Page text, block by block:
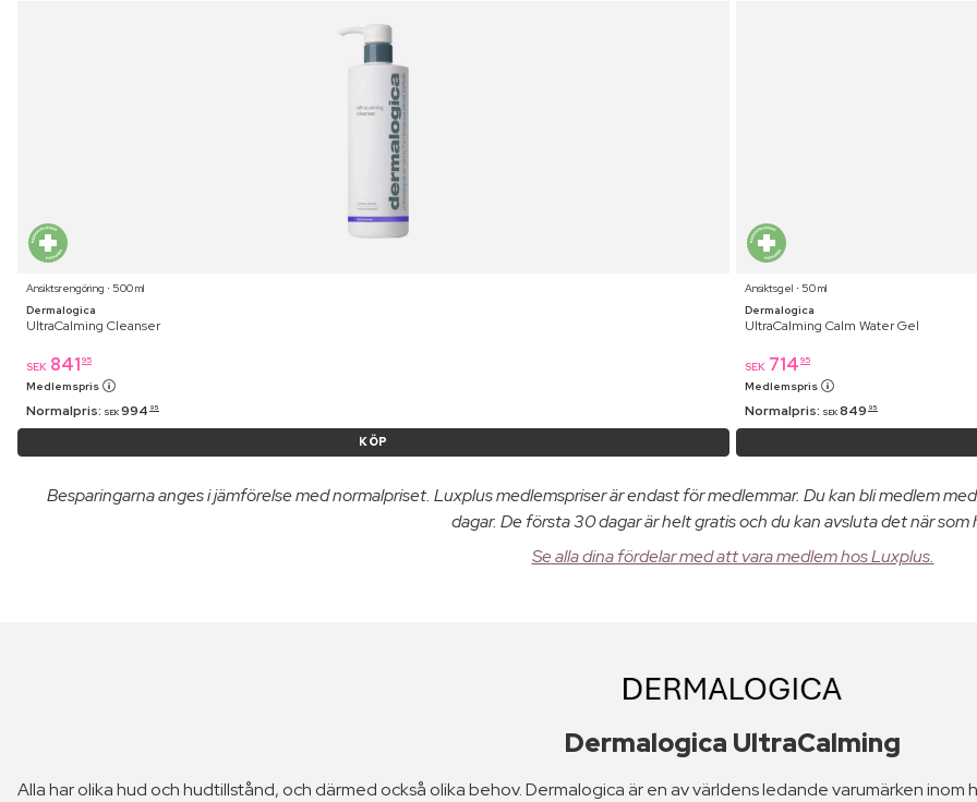
Ansiktsrengöring ⋅ 500 ml
Dermalogica
UltraCalming Cleanser
SEK 841 95
Medlemspris
Normalpris: SEK 994 95
KÖP
Ansiktsgel ⋅ 50 ml
Dermalogica
UltraCalming Calm Water Gel
SEK 714 95
Medlemspris
Normalpris: SEK 849 95
Besparingarna anges i jämförelse med normalpriset. Luxplus medlemspriser är endast för medlemmar. Du kan bli medlem
dagar. De första 30 dagar är helt gratis och du kan avsluta det när som
Se alla dina fördelar med att vara medlem hos Luxplus.
Dermalogica UltraCalming
Alla har olika hud och hudtillstånd, och därmed också olika behov. Dermalogica är en av världens ledande varumärken